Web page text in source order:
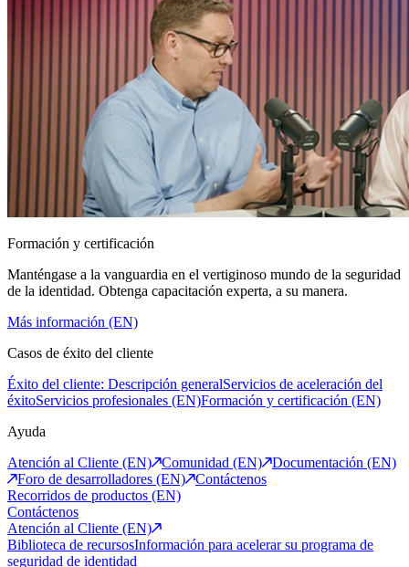
Formación y certificación
Manténgase a la vanguardia en el vertiginoso mundo de la seguridad
de la identidad. Obtenga capacitación experta, a su manera.
Más información (EN)
Casos de éxito del cliente
Éxito del cliente: Descripción generalServicios de aceleración del
éxitoServicios profesionales (EN)Formación y certificación (EN)
Ayuda
Atención al Cliente (EN)
Comunidad (EN)
Documentación (EN)
Foro de desarrolladores (EN)
Contáctenos
Recorridos de productos (EN)
Contáctenos
Atención al Cliente (EN)
Biblioteca de recursosInformación para acelerar su programa de
seguridad de identidad